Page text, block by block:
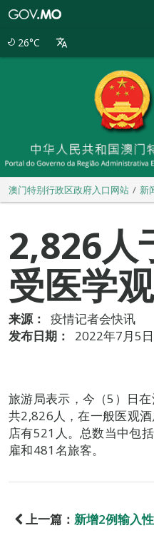
26°C
澳门特别行政区政府入口网站 新
2,826人
受医学
来源：
疫情记者会快讯
发布日期：
2022年7月5
旅游局表示，今（5）日
共2,826人，在一般医观
店有521人。总数当中包
雇和481名旅客。
上一篇： 新增2例输入